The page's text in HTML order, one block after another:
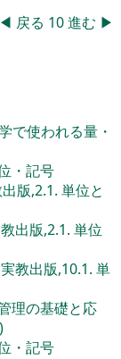
◀ 戻る 10進む ▶
で使われる量・
・記号
版,2.1. 単位と
出版,2.1. 単位
教出版,10.1. 単
理の基礎と応
・記号